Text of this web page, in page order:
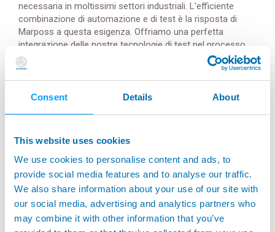
Consent Details About
This website uses cookies
We use cookies to personalise content and ads, to
provide social media features and to analyse our traffic.
We also share information about your use of our site with
our social media, advertising and analytics partners who
may combine it with other information that you’ve
necessaria in moltissimi settori industriali. L'efficiente
combinazione di automazione e di test è la risposta di
Marposs a questa esigenza. Offriamo una perfetta
integrazione delle nostre tecnologie di test nel processo
del cliente. Garantiamo ...